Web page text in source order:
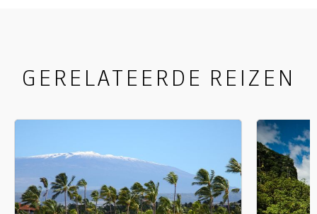
GERELATEERDE REIZEN